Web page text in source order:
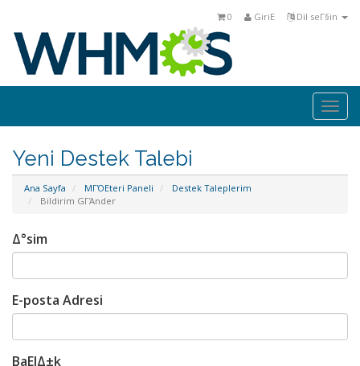
Dil seΓ§in
GiriΕ
0
Yeni Destek Talebi
Ana Sayfa MΓΌΕteri Paneli
Destek Taleplerim
Bildirim GΓΆnder
Δ°sim
E-posta Adresi
BaΕlΔ±k